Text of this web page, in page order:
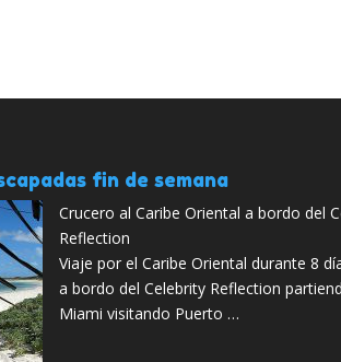
fin de semana
Crucero al Caribe Oriental a bordo del
Reflection
Viaje por el Caribe Oriental durante 8
a bordo del Celebrity Reflection
Miami visitando Puerto …